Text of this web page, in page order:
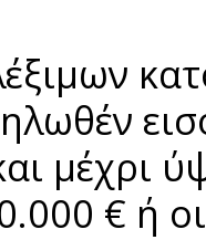
μέχρι
€ ή